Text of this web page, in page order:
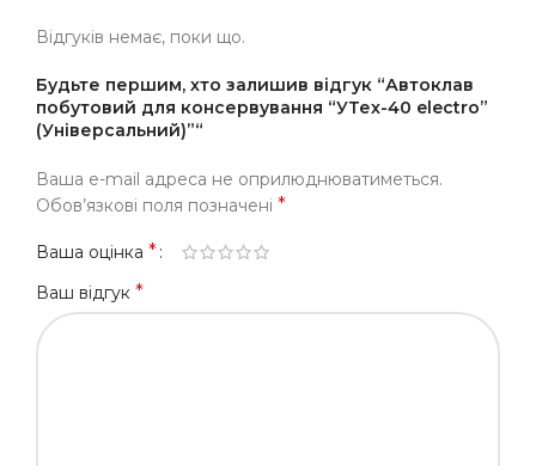
Відгуків немає, поки що.
Будьте першим, хто залишив відгук “Автоклав
побутовий для консервування “УТех-40 electro”
(Універсальний)”“
Ваша e-mail адреса не оприлюднюватиметься.
Обов’язкові поля позначені *
Ваша оцінка *
Ваш відгук *